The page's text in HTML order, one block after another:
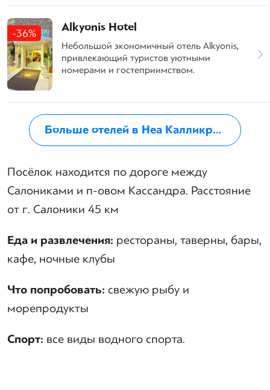
-36% Alkyonis Hotel
Небольшой экономичный отель Alkyonis,
привлекающий туристов уютными
номерами и гостеприимством.
Больше отелей в Неа Калликратия
Посёлок находится по дороге между
Салониками и п-овом Кассандра. Расстояние
от г. Салоники 45 км
Еда и развлечения: рестораны, таверны, бары,
кафе, ночные клубы
Что попробовать: свежую рыбу и
морепродукты
Спорт: все виды водного спорта.